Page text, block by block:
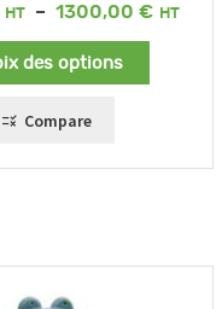
– 1300,00 €
Plage
des options
Compare